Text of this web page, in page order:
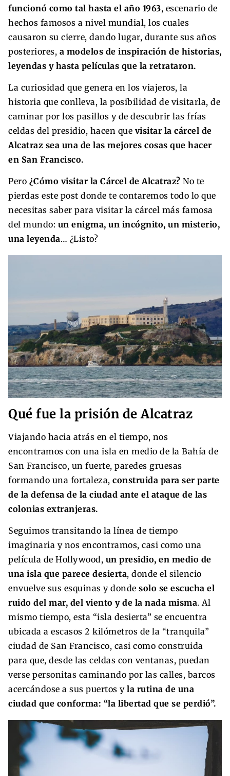
funcionó como tal hasta el año 1963, escenario de
hechos famosos a nivel mundial, los cuales
causaron su cierre, dando lugar, durante sus años
posteriores, a modelos de inspiración de historias,
leyendas y hasta películas que la retrataron.
La curiosidad que genera en los viajeros, la
historia que conlleva, la posibilidad de visitarla, de
caminar por los pasillos y de descubrir las frías
celdas del presidio, hacen que visitar la cárcel de
Alcatraz sea una de las mejores cosas que hacer
en San Francisco.
Pero ¿Cómo visitar la Cárcel de Alcatraz? No te
pierdas este post donde te contaremos todo lo que
necesitas saber para visitar la cárcel más famosa
del mundo: un enigma, un incógnito, un misterio,
una leyenda… ¿Listo?
Qué fue la prisión de Alcatraz
Viajando hacia atrás en el tiempo, nos
encontramos con una isla en medio de la Bahía de
San Francisco, un fuerte, paredes gruesas
formando una fortaleza, construida para ser parte
de la defensa de la ciudad ante el ataque de las
colonias extranjeras.
Seguimos transitando la línea de tiempo
imaginaria y nos encontramos, casi como una
película de Hollywood, un presidio, en medio de
una isla que parece desierta, donde el silencio
envuelve sus esquinas y donde solo se escucha el
ruido del mar, del viento y de la nada misma. Al
mismo tiempo, esta “isla desierta” se encuentra
ubicada a escasos 2 kilómetros de la “tranquila”
ciudad de San Francisco, casi como construida
para que, desde las celdas con ventanas, puedan
verse personitas caminando por las calles, barcos
acercándose a sus puertos y la rutina de una
ciudad que conforma: “la libertad que se perdió”.